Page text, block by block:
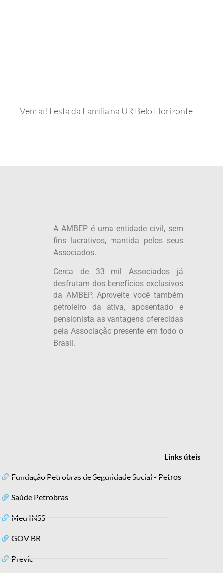
Vem aí! Festa da Família na UR Belo Horizonte
A AMBEP é uma entidade civil, sem
fins lucrativos, mantida pelos seus
Associados.
Cerca de 33 mil Associados já
desfrutam dos benefícios exclusivos
da AMBEP. Aproveite você também
petroleiro da ativa, aposentado e
pensionista as vantagens oferecidas
pela Associação presente em todo o
Brasil.
Linksúteis
Fundação Petrobras de Seguridade Social - Petros
Saúde Petrobras
Meu INSS
GOV BR
Previc